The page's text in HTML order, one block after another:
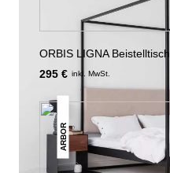
ORBIS LIGNA Beistelltisch
295 € inkl. MwSt.
ARBOR